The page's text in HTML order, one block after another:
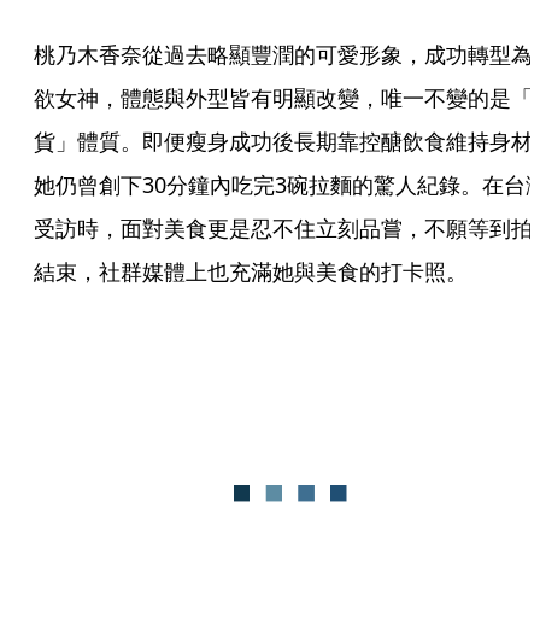
桃乃木香奈從過去略顯豐潤的可愛形象，成功轉型為
欲女神，體態與外型皆有明顯改變，唯一不變的是「
貨」體質。即便瘦身成功後長期靠控醣飲食維持身材
她仍曾創下30分鐘內吃完3碗拉麵的驚人紀錄。在台
受訪時，面對美食更是忍不住立刻品嘗，不願等到拍
結束，社群媒體上也充滿她與美食的打卡照。